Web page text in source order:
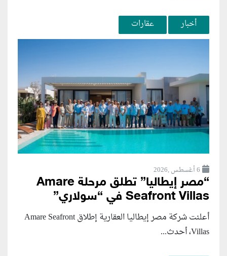
أخبار عقارات
6 أغسطس ,2026
“مصر إيطاليا” تطلق مرحلة Amare
Seafront Villas في “سولاري”
أعلنت شركة مصر إيطاليا العقارية إطلاق Amare Seafront
Villas، أحدث...